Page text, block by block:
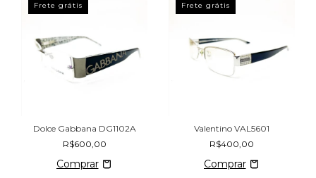
Frete grátis
Dolce Gabbana DG1102A
R$600,00
Frete grátis
Valentino VAL5601
R$400,00